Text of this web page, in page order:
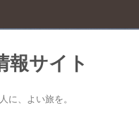
報サイト
に、よい旅を。